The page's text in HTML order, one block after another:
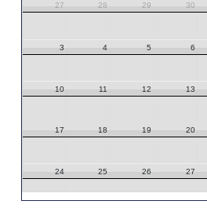
27 28 29 30
3 4 5 6
10 11 12 13
17 18 19 20
24 25 26 27